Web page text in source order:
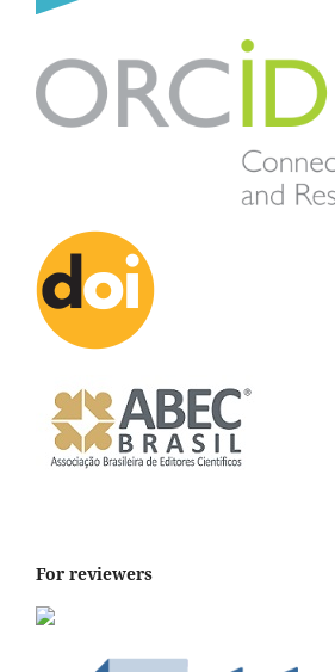
For reviewers